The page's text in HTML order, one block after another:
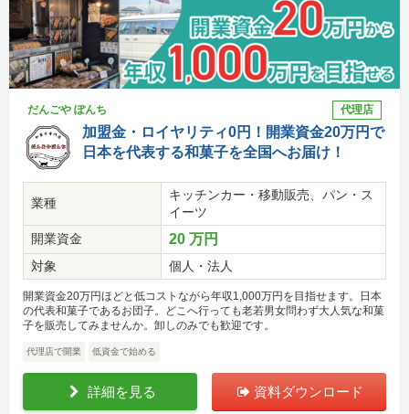
だんごや ぽんち 代理店
加盟金・ロイヤリティ0円！開業資金20万円で
日本を代表する和菓子を全国へお届け！
業種
キッチンカー・移動販売、パン・ス
イーツ
開業資金
20 万円
対象 個人・法人
開業資金20万円ほどと低コストながら年収1,000万円を目指せます。日本
の代表和菓子であるお団子。どこへ行っても老若男女問わず大人気な和菓
子を販売してみませんか。卸しのみでも歓迎です。
代理店で開業 低資金で始める
詳細を見る 資料ダウンロード